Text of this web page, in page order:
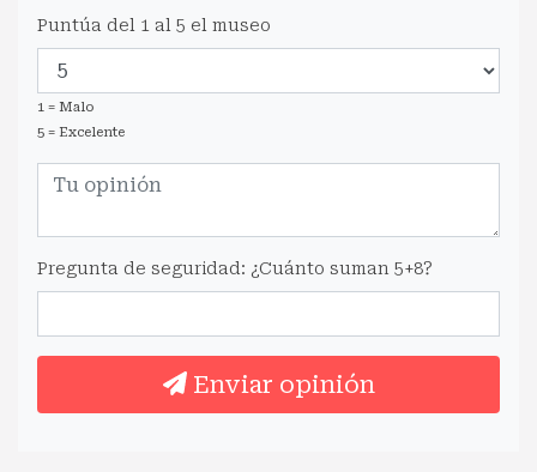
Puntúa del 1 al 5 el museo
1 = Malo
5 = Excelente
Pregunta de seguridad: ¿Cuánto suman 5+8?
Enviar opinión